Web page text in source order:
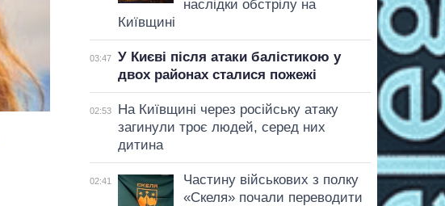
наслідки обстрілу на
Київщині
03:47
У Києві після атаки балістикою у
двох районах сталися пожежі
02:53
На Київщині через російську атаку
загинули троє людей, серед них
дитина
02:41
Частину військових з полку
«Скеля» почали переводити